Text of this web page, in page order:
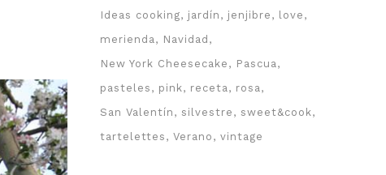
Ideas cooking
jardín jenjibre
love
merienda
Navidad
New York Cheesecake
Pascua
pasteles
pink receta
rosa
San Valentín
silvestre
sweet&cook
tartelettes
Verano vintage